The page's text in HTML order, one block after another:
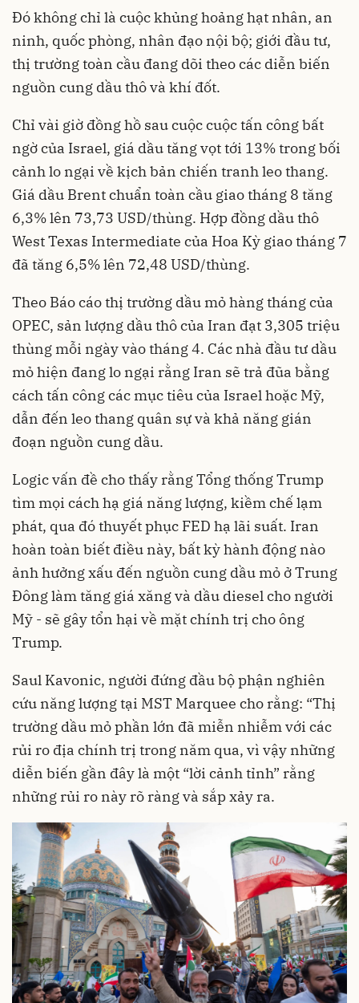
Đó không chỉ là cuộc khủng hoảng hạt nhân, an
ninh, quốc phòng, nhân đạo nội bộ; giới đầu tư,
thị trường toàn cầu đang dõi theo các diễn biến
nguồn cung dầu thô và khí đốt.
Chỉ vài giờ đồng hồ sau cuộc cuộc tấn công bất
ngờ của Israel, giá dầu tăng vọt tới 13% trong bối
cảnh lo ngại về kịch bản chiến tranh leo thang.
Giá dầu Brent chuẩn toàn cầu giao tháng 8 tăng
6,3% lên 73,73 USD/thùng. Hợp đồng dầu thô
West Texas Intermediate của Hoa Kỳ giao tháng 7
đã tăng 6,5% lên 72,48 USD/thùng.
Theo Báo cáo thị trường dầu mỏ hàng tháng của
OPEC, sản lượng dầu thô của Iran đạt 3,305 triệu
thùng mỗi ngày vào tháng 4. Các nhà đầu tư dầu
mỏ hiện đang lo ngại rằng Iran sẽ trả đũa bằng
cách tấn công các mục tiêu của Israel hoặc Mỹ,
dẫn đến leo thang quân sự và khả năng gián
đoạn nguồn cung dầu.
Logic vấn đề cho thấy rằng Tổng thống Trump
tìm mọi cách hạ giá năng lượng, kiềm chế lạm
phát, qua đó thuyết phục FED hạ lãi suất. Iran
hoàn toàn biết điều này, bất kỳ hành động nào
ảnh hưởng xấu đến nguồn cung dầu mỏ ở Trung
Đông làm tăng giá xăng và dầu diesel cho người
Mỹ - sẽ gây tổn hại về mặt chính trị cho ông
Trump.
Saul Kavonic, người đứng đầu bộ phận nghiên
cứu năng lượng tại MST Marquee cho rằng: “Thị
trường dầu mỏ phần lớn đã miễn nhiễm với các
rủi ro địa chính trị trong năm qua, vì vậy những
diễn biến gần đây là một “lời cảnh tỉnh” rằng
những rủi ro này rõ ràng và sắp xảy ra.